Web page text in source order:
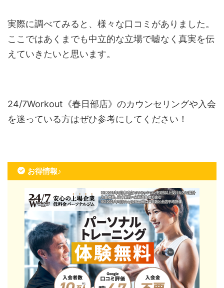
実際に調べてみると、様々な口コミがありました。
ここではあくまでも中立的な立場で嘘なく真実を伝
えていきたいと思います。
24/7Workout《春日部店》のカウンセリングや入会
を迷っている方はぜひ参考にしてください！
お得情報♪